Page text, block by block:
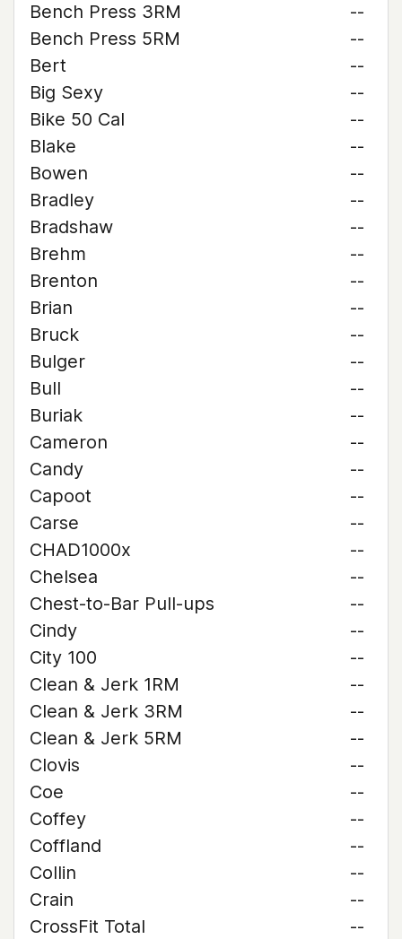
Bench Press 3RM
--
Bench Press 5RM
--
Bert
--
Big Sexy
--
Bike 50 Cal
--
Blake
--
Bowen
--
Bradley
--
Bradshaw
--
Brehm
--
Brenton
--
Brian
--
Bruck
--
Bulger
--
Bull
--
Buriak
--
Cameron
--
Candy
--
Capoot
--
Carse
--
CHAD1000x
--
Chelsea
--
Chest-to-Bar Pull-ups
--
Cindy
--
City 100
--
Clean & Jerk 1RM
--
Clean & Jerk 3RM
--
Clean & Jerk 5RM
--
Clovis
--
Coe
--
Coffey
--
Coffland
--
Collin
--
Crain
--
CrossFit Total
--